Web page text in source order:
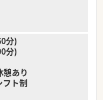
大650万円の提示が可能
反映します。
手厚く、県外からの移住
談に応じます。
短勤務制度も完備されて
心して備えられます。
分)
分)
あり
ト制